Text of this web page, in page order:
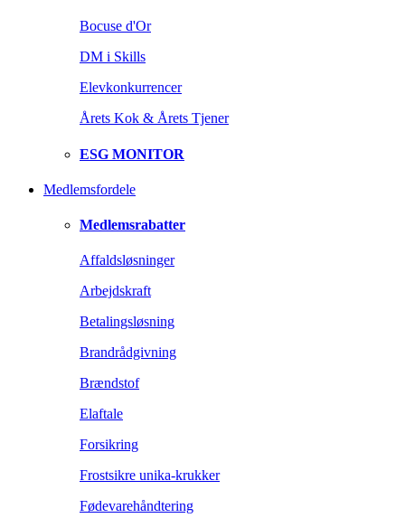
Bocuse d'Or
DM i Skills
Elevkonkurrencer
Årets Kok & Årets Tjener
ESG MONITOR
Medlemsfordele
Medlemsrabatter
Affaldsløsninger
Arbejdskraft
Betalingsløsning
Brandrådgivning
Brændstof
Elaftale
Forsikring
Frostsikre unika-krukker
Fødevarehåndtering